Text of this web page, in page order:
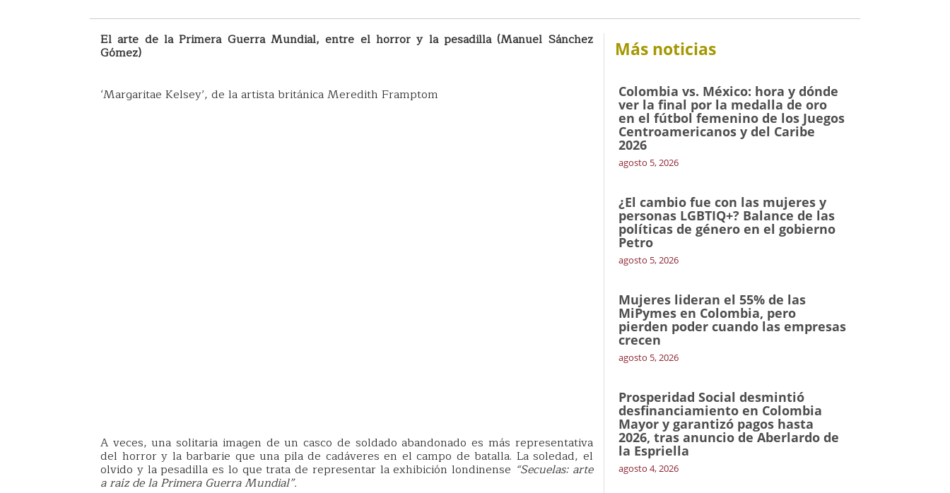
El arte de la Primera Guerra Mundial, entre el horror y la pesadilla (Manuel Sánchez
Gómez)
‘Margaritae Kelsey’, de la artista británica Meredith Framptom
A veces, una solitaria imagen de un casco de soldado abandonado es más representativa
del horror y la barbarie que una pila de cadáveres en el campo de batalla. La soledad, el
olvido y la pesadilla es lo que trata de representar la exhibición londinense “Secuelas: arte
a raíz de la Primera Guerra Mundial”.
Más noticias
Colombia vs. México: hora y dónde
ver la final por la medalla de oro
en el fútbol femenino de los Juegos
Centroamericanos y del Caribe
2026
agosto 5, 2026
¿El cambio fue con las mujeres y
personas LGBTIQ+? Balance de las
políticas de género en el gobierno
Petro
agosto 5, 2026
Mujeres lideran el 55% de las
MiPymes en Colombia, pero
pierden poder cuando las empresas
crecen
agosto 5, 2026
Prosperidad Social desmintió
desfinanciamiento en Colombia
Mayor y garantizó pagos hasta
2026, tras anuncio de Aberlardo de
la Espriella
agosto 4, 2026